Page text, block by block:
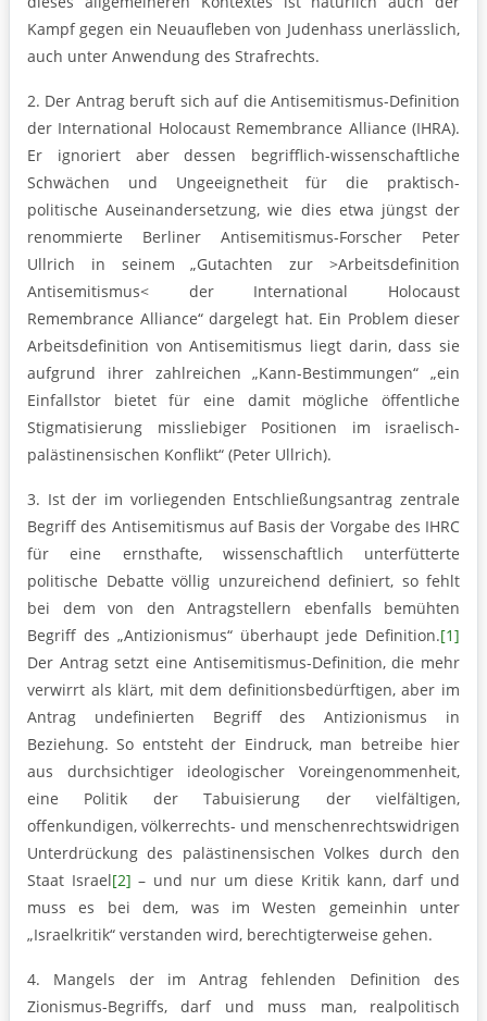
Kampf gegen ein Neuaufleben von Judenhass unerlässlich,
auch unter Anwendung des Strafrechts.
2. Der Antrag beruft sich auf die Antisemitismus-Definition
der International Holocaust Re­membrance Alliance (IHRA).
Er ignoriert aber dessen begrifflich-wissenschaftliche
Schwächen und Ungeeignetheit für die praktisch-
politische Auseinandersetzung, wie dies etwa jüngst der
renommierte Berliner Antisemitismus-Forscher Peter
Ullrich in seinem „Gutachten zur >Arbeitsdefinition
Antisemitismus< der International Holocaust
Remembrance Alliance“ dargelegt hat. Ein Problem dieser
Arbeitsdefinition von Antisemitismus liegt darin, dass sie
aufgrund ihrer zahlreichen „Kann-Bestimmungen“ „ein
Einfallstor bietet für eine damit mögliche öffentliche
Stigmatisierung missliebiger Positionen im israelisch-
palästinensischen Konflikt“ (Peter Ullrich).
3. Ist der im vorliegenden Entschließungsantrag zentrale
Begriff des Antisemitismus auf Basis der Vorgabe des IHRC
für eine ernsthafte, wissenschaftlich unterfütterte
politische Debatte völlig unzureichend definiert, so fehlt
bei dem von den Antragstellern ebenfalls bemühten
Begriff des „Antizionismus“ überhaupt jede Definition.[1]
Der Antrag setzt eine Antisemitismus-Definition, die mehr
verwirrt als klärt, mit dem definitionsbedürftigen, aber im
Antrag undefinierten Begriff des Antizionismus in
Beziehung. So entsteht der Eindruck, man betreibe hier
aus durchsichtiger ideologischer Voreingenommenheit,
eine Politik der Tabuisierung der vielfältigen,
offenkundigen, völkerrechts- und menschenrechtswidrigen
Unterdrückung des palästinensischen Volkes durch den
Staat Israel[2] – und nur um diese Kritik kann, darf und
muss es bei dem, was im Westen gemeinhin unter
„Israelkritik“ verstanden wird, berechtigterweise gehen.
4. Mangels der im Antrag fehlenden Definition des
Zionismus-Begriffs, darf und muss man, realpolitisch